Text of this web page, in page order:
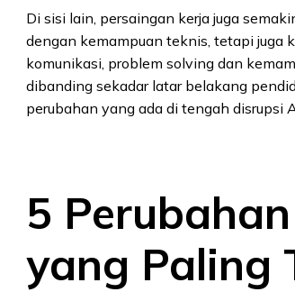
Di sisi lain, persaingan kerja juga
dengan kemampuan teknis, tetapi juga
komunikasi, problem solving dan
dibanding sekadar latar belakang
perubahan yang ada di tengah disrupsi
5
yang Paling